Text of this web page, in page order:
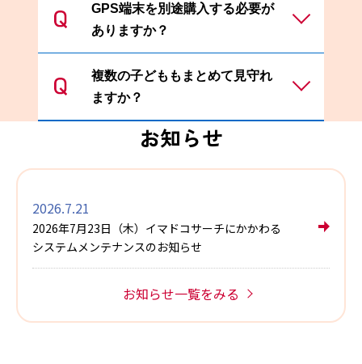
が必要です。ご契約がない場合は
comotto for Supportersアプリ
知を受け取ることができます。
検索対象の機種がドコモ回線を解約
した場合、イマドコサーチによる位
置情報の検索は利用できなくなりま
す。※見守る側のドコモ回線でイマ
ドコサーチを契約している場合は、
イマドコサーチの契約は残ったまま
となります。
GPS端末を別途購入する必要が
ありますか？
別途購入の必要はございません。見
守る側・見守られる側がドコモの携
帯電話をお持ちでしたら、ご利用に
なれます。
対応機種はこちらをご覧ください。
お使いの場合は、
さい。
複数の子どももまとめて見守れ
ますか？
はい、可能です。同じ月額料金で見
守る相手を5人まで登録になれま
お知らせ
2026.7.21
2026年7月23日（木）イマドコサーチにかかわる
システムメンテナンスのお知らせ
お知らせ一覧をみる